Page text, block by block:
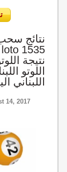
تفاصيل سحب اللوتو رقم ١٥٣٥
اللوتو
اللبناني
14, 2017